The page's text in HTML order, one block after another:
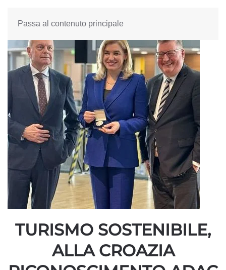
Passa al contenuto principale
TURISMO SOSTENIBILE,
ALLA CROAZIA